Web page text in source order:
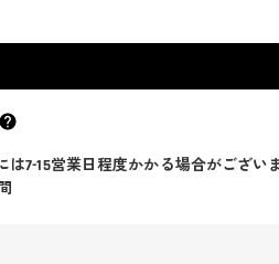
は7-15営業日程度かかる場合がござい